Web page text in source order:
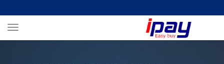
Toggle